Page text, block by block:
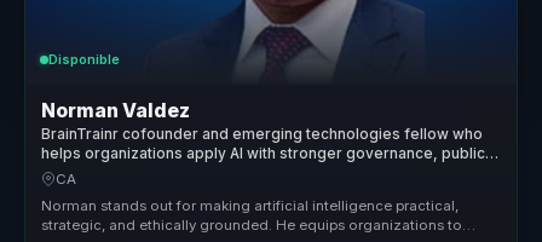
Disponible
Norman Valdez
BrainTrainr cofounder and emerging technologies fellow who
helps organizations apply AI with stronger governance, public
trust, and long-term social value.
CA
Norman stands out for making artificial intelligence practical,
strategic, and ethically grounded. He equips organizations to